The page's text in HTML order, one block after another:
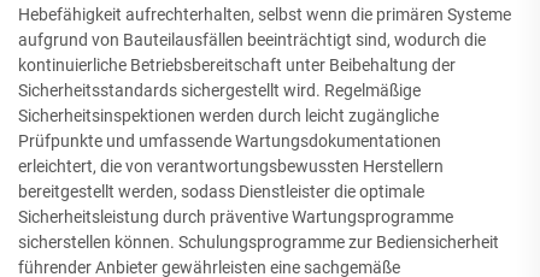
Hebefähigkeit aufrechterhalten, selbst wenn die primären Systeme
aufgrund von Bauteilausfällen beeinträchtigt sind, wodurch die
kontinuierliche Betriebsbereitschaft unter Beibehaltung der
Sicherheitsstandards sichergestellt wird. Regelmäßige
Sicherheitsinspektionen werden durch leicht zugängliche
Prüfpunkte und umfassende Wartungsdokumentationen
erleichtert, die von verantwortungsbewussten Herstellern
bereitgestellt werden, sodass Dienstleister die optimale
Sicherheitsleistung durch präventive Wartungsprogramme
sicherstellen können. Schulungsprogramme zur Bediensicherheit
führender Anbieter gewährleisten eine sachgemäße